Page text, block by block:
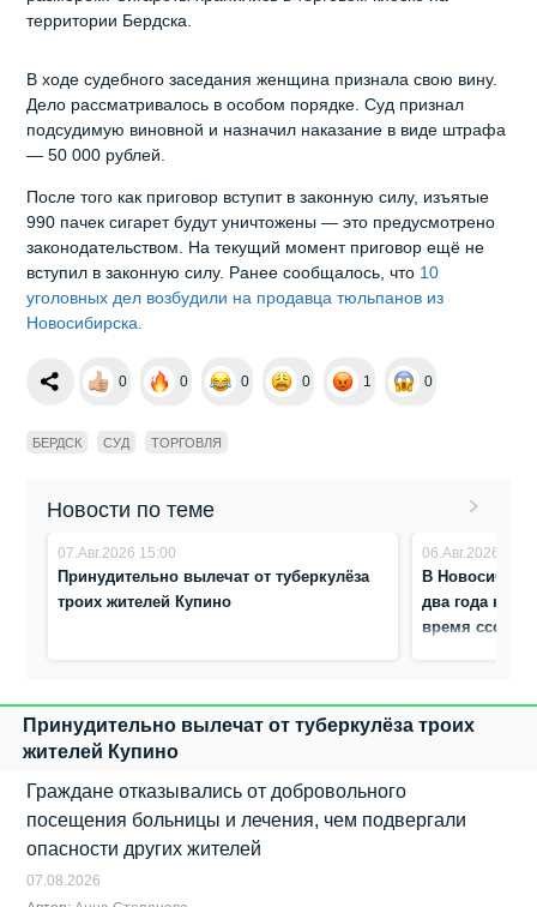
территории Бердска.
В ходе судебного заседания женщина признала свою вину.
Дело рассматривалось в особом порядке. Суд признал
подсудимую виновной и назначил наказание в виде штрафа
— 50 000 рублей.
После того как приговор вступит в законную силу, изъятые
990 пачек сигарет будут уничтожены — это предусмотрено
законодательством. На текущий момент приговор ещё не
вступил в законную силу. Ранее сообщалось, что 10
уголовных дел возбудили на продавца тюльпанов из
Новосибирска.
0 0 0 0 1 0
БЕРДСК СУД ТОРГОВЛЯ
Новости по теме
07.Авг.2026 15:00
Принудительно вылечат от туберкулёза
троих жителей Купино
06.Авг.2026 8:12
В
два года
время ссоры
Принудительно вылечат от туберкулёза троих
жителей Купино
Граждане отказывались от добровольного
посещения больницы и лечения, чем подвергали
опасности других жителей
07.08.2026